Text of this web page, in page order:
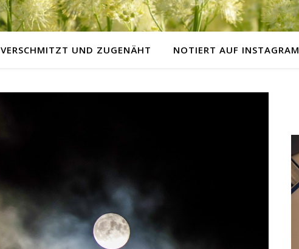
VERSCHMITZT UND ZUGENÄHT NOTIERT AUF INSTAGRAM